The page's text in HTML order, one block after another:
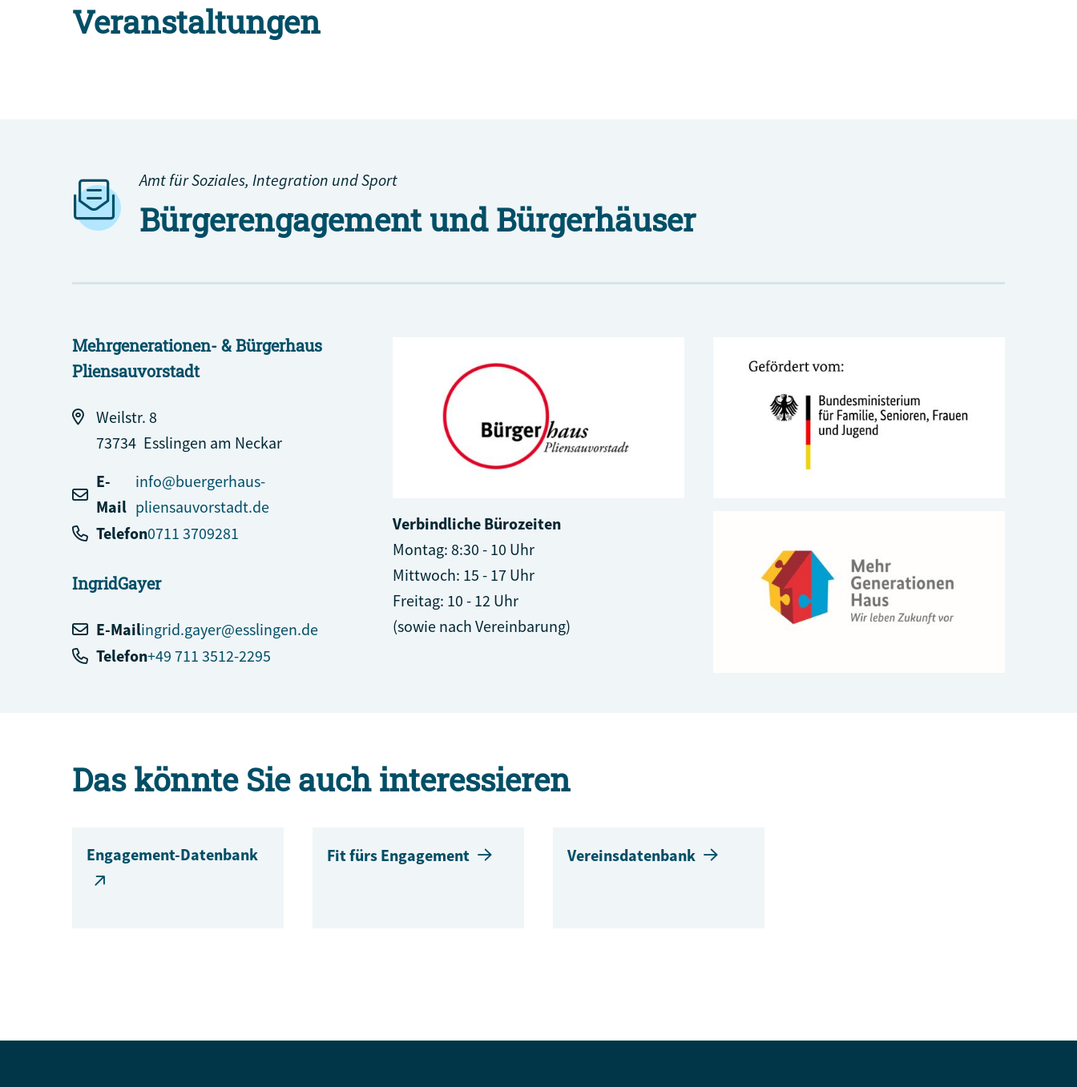
Veranstaltungen
Amt für Soziales, Integration und Sport
Bürgerengagement und Bürgerhäuser
Mehrgenerationen- & Bürgerhaus
Pliensauvorstadt
Weilstr. 8
73734 Esslingen am Neckar
E-
Mail
info@buergerhaus-
pliensauvorstadt.de
Telefon0711 3709281
IngridGayer
E-Mailingrid.gayer@esslingen.de
Telefon+49 711 3512-2295
Verbindliche Bürozeiten
Montag: 8:30 - 10 Uhr
Mittwoch: 15 - 17 Uhr
Freitag: 10 - 12 Uhr
(sowie nach Vereinbarung)
Das könnte Sie auch interessieren
Engagement-Datenbank Fit fürs Engagement Vereinsdatenbank